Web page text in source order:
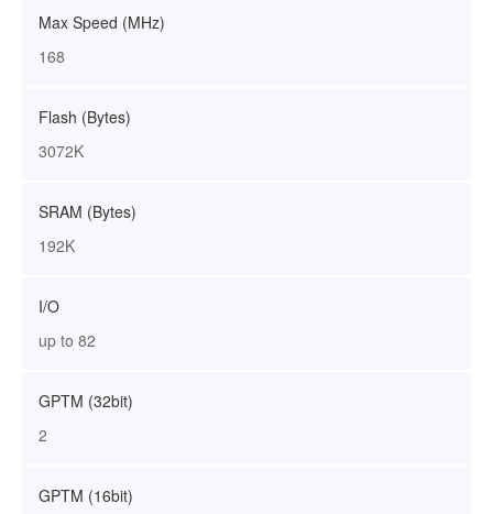
Max Speed (MHz)
168
Flash (Bytes)
3072K
SRAM (Bytes)
192K
I/O
up to 82
GPTM (32bit)
2
GPTM (16bit)